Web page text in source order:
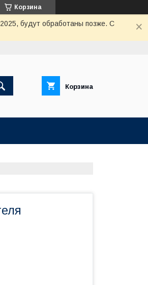
Корзина
будут обработаны позже. С
Корзина